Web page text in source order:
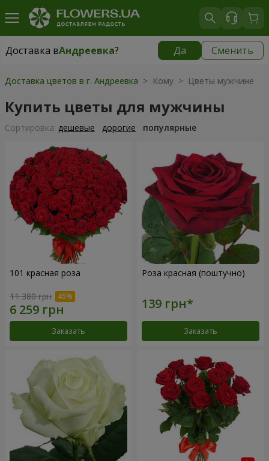
Доставка вАндреевка? Да Сменить
Доставка вАндреевка|
Доставка цветов в г. Андреевка > Кому > Цветы мужчине
Купить цветы для мужчины
Cортировка: дешевые дорогие популярные
101 красная роза
11 380 грн
Заказать
Роза красная (поштучно)
Заказать